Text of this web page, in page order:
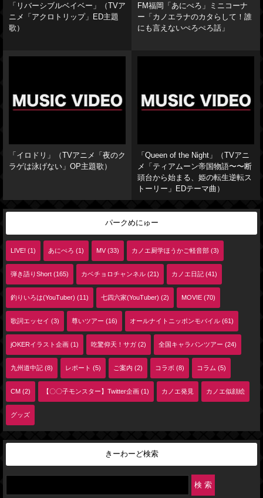
「リバーシブルベイベー」（TVア
ニメ「アクロトリップ」ED主題
歌）
FM福岡「あにぺろ」ミニコーナ
ー「カノエラナのカタらして！誰
にも言えないぺろぺろ話」
「イロドリ」（TVアニメ「夜のク
ラゲは泳げない」OP主題歌）
「Queen of the Night」（TVアニ
メ「ティアムーン帝国物語〜〜断
頭台から始まる、姫の転生逆転ス
トーリー」EDテーマ曲）
パークめにゅー
LIVE! (1) あにぺろ (1) MV (33) カノエ厨学ほうかご軽音部 (3)
弾き語りShort (165) カベチョロチャンネル (21) カノエ日記 (41)
釣りいろは(YouTuber) (11) 七四六家(YouTuber) (2) MOVIE (70)
歌詞エッセイ (3) 尊いツアー (16) オールナイトニッポンモバイル (61)
jOKERイラスト企画 (1) 吃驚仰天！サガ (2) 全国キャラバンツアー (24)
九州道中記 (8) レポート (5) ご案内 (2) コラボ (8) コラム (5)
CM (2) 【〇〇子モンスター】Twitter企画 (1) カノエ発見 カノエ似顔絵
グッズ
きーわーど検索